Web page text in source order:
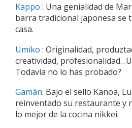
Kappo : Una genialidad de
barra tradicional japonesa se
casa.
Umiko : Originalidad,
creatividad,
Todavía no lo has probado?
Gamán: Bajo el sello Kanoa,
reinventado su restaurante y
lo mejor de la cocina nikkei.